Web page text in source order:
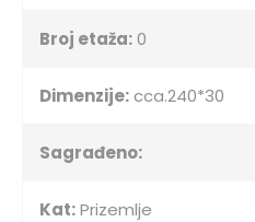
Broj etaža:0
Dimenzije:cca.240*30
Sagrađeno:
Kat:Prizemlje